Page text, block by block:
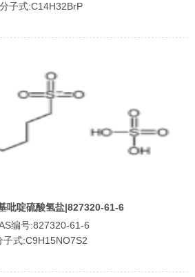
分子式:C14H32BrP
吡啶硫酸氢盐|827320-61-6
编号:827320-61-6
子式:C9H15NO7S2